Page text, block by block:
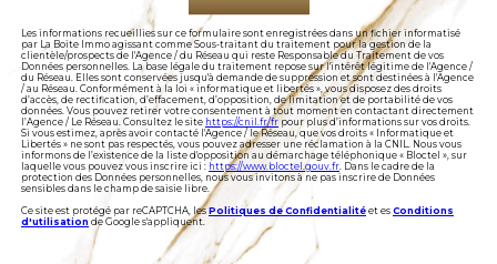
Les informations recueillies sur ce formulaire sont enregistrées dans un fichier informatisé
par La Boite Immo agissant comme Sous-traitant du traitement pour la gestion de la
clientèle/prospects de l'Agence / du Réseau qui reste Responsable du Traitement de vos
Données personnelles. La base légale du traitement repose sur l'intérêt légitime de l'Agence /
du Réseau. Elles sont conservées jusqu'à demande de suppression et sont destinées à l'Agence
/ au Réseau. Conformément à la loi « informatique et libertés », vous disposez des droits
d’accès, de rectification, d’effacement, d’opposition, de limitation et de portabilité de vos
données. Vous pouvez retirer votre consentement à tout moment en contactant directement
l’Agence / Le Réseau. Consultez le site https://cnil.fr/fr pour plus d’informations sur vos droits.
Si vous estimez, après avoir contacté l'Agence / le Réseau, que vos droits « Informatique et
Libertés » ne sont pas respectés, vous pouvez adresser une réclamation à la CNIL. Nous vous
informons de l’existence de la liste d'opposition au démarchage téléphonique « Bloctel », sur
laquelle vous pouvez vous inscrire ici : https://www.bloctel.gouv.fr . Dans le cadre de la
protection des Données personnelles, nous vous invitons à ne pas inscrire de Données
sensibles dans le champ de saisie libre.
Ce site est protégé par reCAPTCHA, lesPolitiques de Confidentialité et es Conditions
d'utilisation de Google s'appliquent.